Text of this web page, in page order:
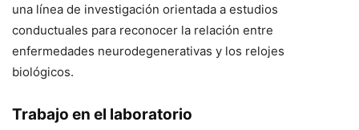
una línea de investigación orientada a estudios
conductuales para reconocer la relación entre
enfermedades neurodegenerativas y los relojes
biológicos.
Trabajo en el laboratorio